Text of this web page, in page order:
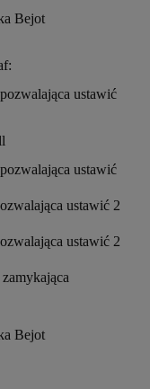
Bejot
ustawić
ustawić
ustawić 2
ustawić 2
Bejot